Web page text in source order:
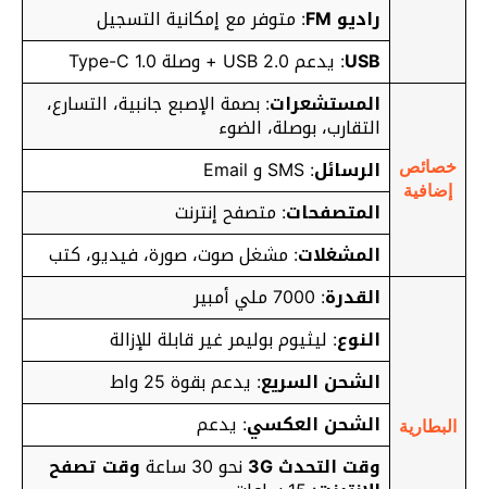
راديو FM
: متوفر مع إمكانية التسجيل
USB: يدعم USB 2.0 + وصلة Type-C 1.0
خصائص
إضافية
المستشعرات: بصمة الإصبع جانبية، التسارع،
التقارب، بوصلة، الضوء
الرسائل: SMS و Email
المتصفحات: متصفح إنترنت
المشغلات: مشغل صوت، صورة، فيديو، كتب
البطارية
القدرة: 7000 ملي أمبير
النوع: ليثيوم بوليمر غير قابلة للإزالة
الشحن السريع: يدعم بقوة 25 واط
الشحن العكسي: يدعم
وقت التحدث 3G
نحو 30 ساعة وقت تصفح